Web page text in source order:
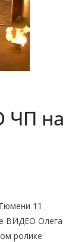
ЧП на
11
ВИДЕО Олега
ролике